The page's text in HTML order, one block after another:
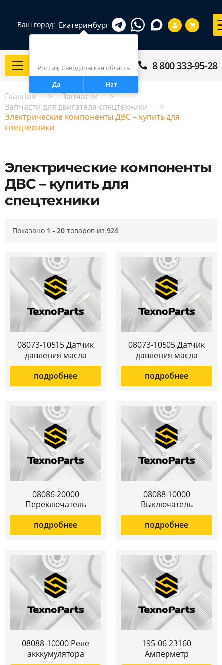
Ваш город: Екатеринбург
Россия, Свердловская область
Да
Нет
Каталог 8 800 333-95-28
Главная
Запчасти
Запчасти для двигателя спецтехники
Электрические компоненты ДВС – купить для
спецтехники
Электрические компоненты
ДВС – купить для
спецтехники
08073-10515 Датчик
давления масла
подробнее
08073-10505 Датчик
давления масла
подробнее
08086-20000
Переключатель
подробнее
08088-10000
Выключатель
подробнее
08088-10000 Реле
акккумулятора
195-06-23160
Амперметр
Показано 1 - 20 товаров из 924